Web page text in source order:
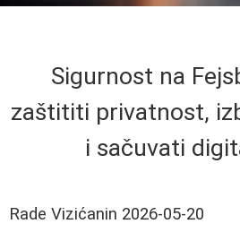
Sigurnost na
zaštititi privatnost,
i sačuvati
Rade Vizićanin 2026-05-20